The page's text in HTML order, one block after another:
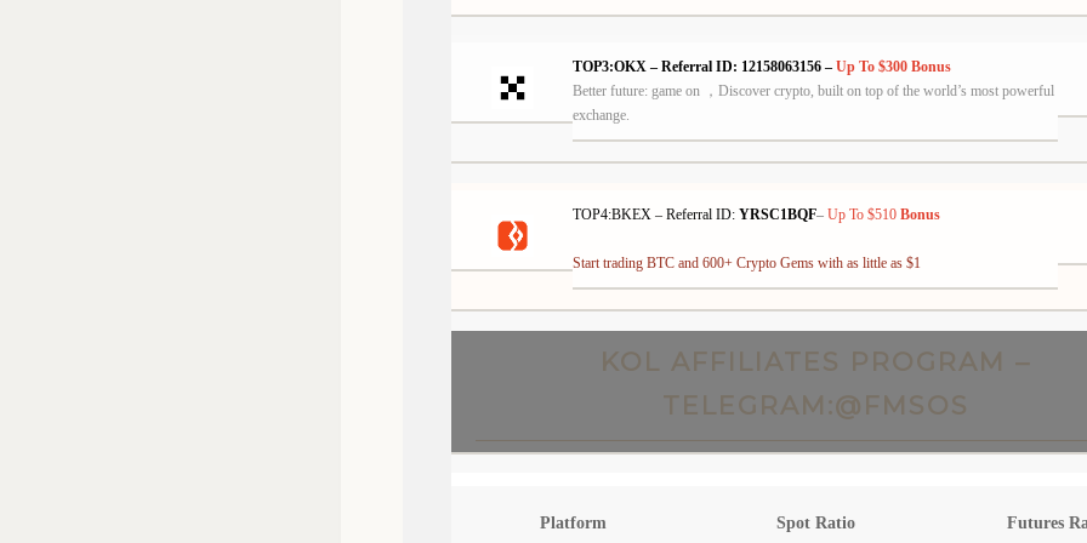
TOP3:OKX – Referral ID: 12158063156 – Up To $300 Bonus
Better future: game on ，Discover crypto, built on top of the world’s most powerful
exchange.
TOP4:BKEX – Referral ID: YRSC1BQF– Up To $510 Bonus
Start trading BTC and 600+ Crypto Gems with as little as $1
KOL AFFILIATES PROGRAM –
TELEGRAM:@FMSOS
Platform Spot Ratio Futures